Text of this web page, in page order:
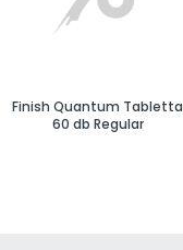
Finish Quantum Tabletta
60 db Regular